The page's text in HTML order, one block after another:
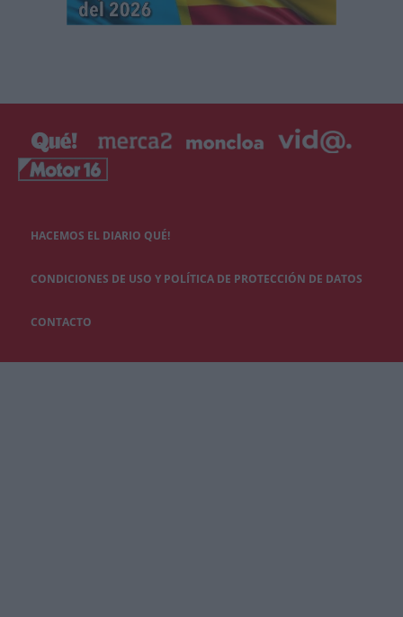
HACEMOS EL DIARIO QUÉ!
CONDICIONES DE USO Y POLÍTICA DE PROTECCIÓN DE DATOS
CONTACTO